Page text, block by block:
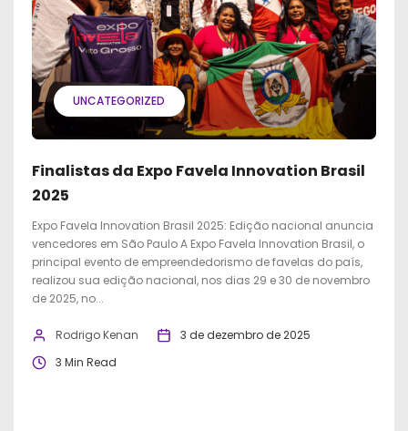
UNCATEGORIZED
Finalistas da Expo Favela Innovation Brasil
2025
Expo Favela Innovation Brasil 2025: Edição nacional anuncia
vencedores em São Paulo A Expo Favela Innovation Brasil, o
principal evento de empreendedorismo de favelas do país,
realizou sua edição nacional, nos dias 29 e 30 de novembro
de 2025, no...
Rodrigo Kenan
3 de dezembro de 2025
3 Min Read